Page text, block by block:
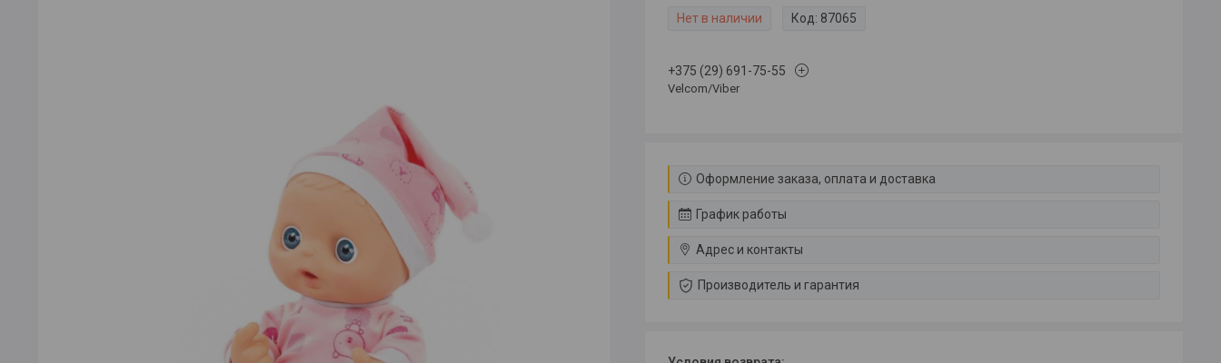
Нет в наличии Код: 87065
+375 (29) 691-75-55
Velcom/Viber
Оформление заказа, оплата и доставка
График работы
Адрес и контакты
Производитель и гарантия